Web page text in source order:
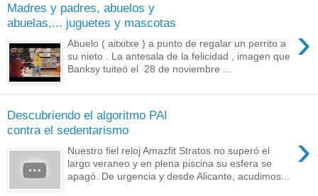
Madres y padres, abuelos y
abuelas,... juguetes y mascotas
›
Abuelo ( aitxitxe ) a punto de regalar un perrito a
su nieto . La antesala de la felicidad , imagen que
Banksy tuiteó el 28 de noviembre ...
Descubriendo el algoritmo PAI
contra el sedentarismo
›
Nuestro fiel reloj Amazfit Stratos no superó el
largo veraneo y en plena piscina su esfera se
apagó. De urgencia y desde Alicante, acudimos...